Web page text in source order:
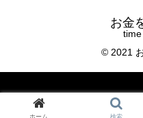
お金
© 2021
ホーム 検索